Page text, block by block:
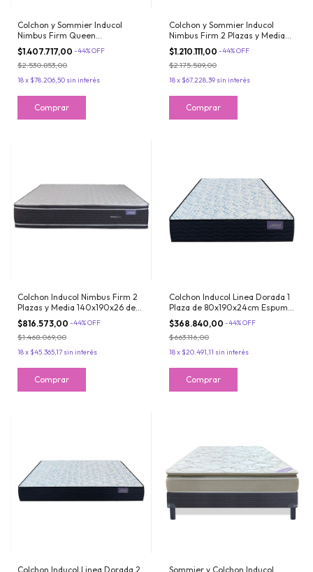
Colchon y Sommier Inducol
Nimbus Firm Queen
160x200x26 Espuma de Alta
Densidad Doble Pillow
$1.407.717,00 -44%OFF
$2.530.853,00
18x $78.206,50 sin interés
Colchon y Sommier Inducol
Nimbus Firm 2 Plazas y Media
150x190x26 Espuma de Alta
Densidad Doble Pillow
$1.210.111,00 -44%OFF
$2.175.589,00
18x $67.228,39 sin interés
Colchon Inducol Nimbus Firm 2
Plazas y Media 140x190x26 de
Espuma Alta Densidad Doble
Pillow Extra Firme
$816.573,00 -44%OFF
$1.468.069,00
18x $45.365,17 sin interés
Colchon Inducol Linea Dorada 1
Plaza de 80x190x24cm Espuma
de Alta Densidad Extra Firme
$368.840,00 -44%OFF
$663.116,00
18x $20.491,11 sin interés
Colchon Inducol Linea Dorada 2 Sommier y Colchon Inducol